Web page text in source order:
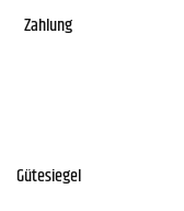
Zahlung
Gütesiegel